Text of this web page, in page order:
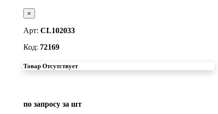
×
Арт: CL102033
Код: 72169
Товар Отсутствует
по запросу за шт